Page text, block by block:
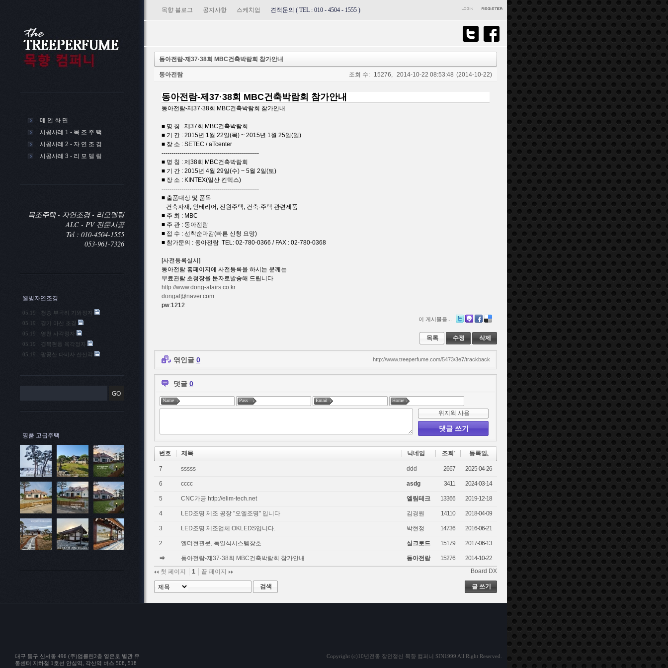
메 인 화 면
시공사례 1 - 목 조 주 택
시공사례 2 - 자 연 조 경
시공사례 3 - 리 모 델 링
목조주택 - 자연조경 - 리모델링
ALC - PV 전문시공
Tel : 010-4504-1555
053-961-7326
웰빙자연조경
05.19
청송 부곡리 기와정자
05.19
경기 아산 조경
05.19
영천 사각정자
05.19
경북현풍 육각정자
05.19
팔공산 다비사 산신각
명품 고급주택
목향 블로그 공지사항 스케치업 견적문의 ( TEL : 010 - 4504 - 1555 )
동아전람-제37·38회 MBC건축박람회 참가안내
동아전람 조회 수: 15276, 2014-10-22 08:53:48 (2014-10-22)
동아전람-제37·38회 MBC건축박람회 참가안내
동아전람-제37·38회 MBC건축박람회 참가안내
■ 명 칭 : 제37회 MBC건축박람회
■ 기 간 : 2015년 1월 22일(목) ~ 2015년 1월 25일(일)
■ 장 소 : SETEC / aTcenter
-------------------------------------------------
■ 명 칭 : 제38회 MBC건축박람회
■ 기 간 : 2015년 4월 29일(수) ~ 5월 2일(토)
■ 장 소 : KINTEX(일산 킨텍스)
-------------------------------------------------
■ 출품대상 및 품목
건축자재, 인테리어, 전원주택, 건축·주택 관련제품
■ 주 최 : MBC
■ 주 관 : 동아전람
■ 접 수 : 선착순마감(빠른 신청 요망)
■ 참가문의 : 동아전람 TEL: 02-780-0366 / FAX : 02-780-0368
[사전등록실시]
동아전람 홈페이지에 사전등록을 하시는 분께는
무료관람 초청장을 문자로발송해 드립니다
http://www.dong-afairs.co.kr
dongaf@naver.com
pw:1212
이 게시물을...
목록
수정 삭제
엮인글 0 http://www.treeperfume.com/5473/3e7/trackback
댓글 0
Name Pass Email Home
위지윅 사용
댓글 쓰기
번호 제목 닉네임 조회 등록일
7 sssss ddd 2667 2025-04-26
6 cccc asdg 3411 2024-03-14
5 CNC가공 http://elim-tech.net 엘림테크 13366 2019-12-18
4 LED조명 제조 공장 "오엘조명" 입니다 김경원 14110 2018-04-09
3 LED조명 제조업체 OKLEDS입니다. 박현정 14736 2016-06-21
2 엘더현관문, 독일식시스템창호 실크로드 15179 2017-06-13
⇒ 동아전람-제37·38회 MBC건축박람회 참가안내 동아전람 15276
2014-10-22
첫 페이지
1 끝 페이지 Board DX
검색 글 쓰기
대구 동구 신서동 496 (주)업클린2층 영은로 별관 유
통센터 지하철 1호선 안심역, 각산역 버스 508, 518
Copyright (c)10년전통 장인정신 목향 컴퍼니 SIN1999 All Right Reserved.